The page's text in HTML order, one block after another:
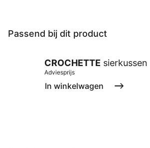
Passend bij dit product
CROCHETTE sierkussen
Adviesprijs
In winkelwagen